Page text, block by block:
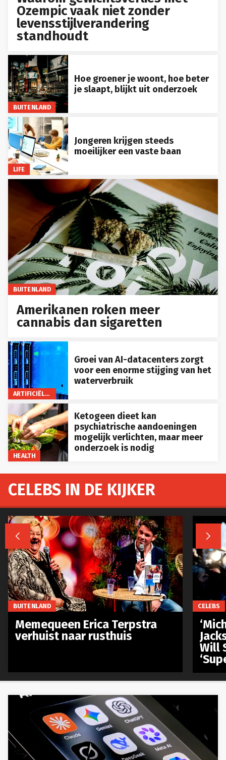
Ozempic vaak niet zonder
levensstijlverandering
standhoudt
BUITENLAND
Hoe groener je woont, hoe beter
je slaapt, blijkt uit onderzoek
LIFE
Jongeren krijgen steeds
moeilijker een vaste baan
BUITENLAND
Amerikanen roken meer
cannabis dan sigaretten
ARTIFICIËLE INTELLIGENTIE
Groei van AI-datacenters zorgt
voor een enorme stijging van het
waterverbruik
HEALTH
Ketogeen dieet kan
psychiatrische aandoeningen
mogelijk verlichten, maar meer
onderzoek is nodig
CELEBS IN DE KIJKER
 
BUITENLAND
Memequeen Erica Terpstra
verhuist naar rusthuis
CELEBS
Will